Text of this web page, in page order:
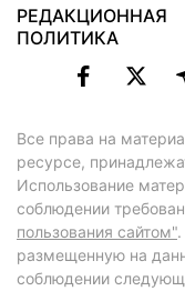
РЕДАКЦИОННАЯ
ПОЛИТИКА
Все права на
ресурсе,
Использование
соблюдении
пользования сайтом"
размещенную на
соблюдении